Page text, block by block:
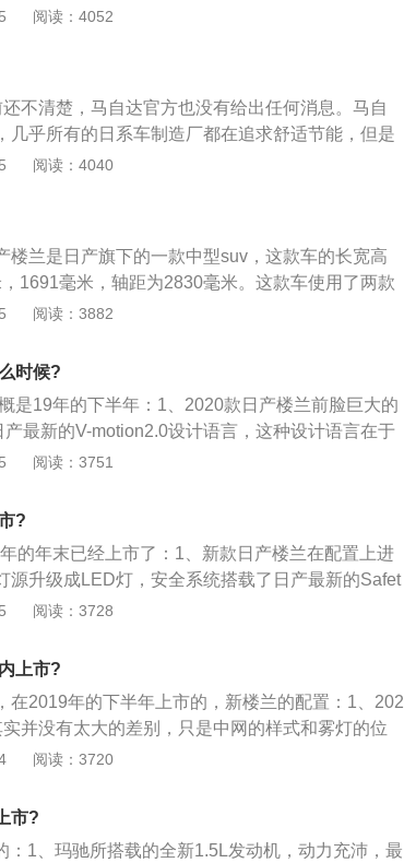
采用了全新的设计理念，前脸变成了V字型进气
提升了一个档次。在内饰方面，全新逍客采用的是
工缝线更显精致，并且配备了全新的方向盘和9英
真正意义上实现了人、车、生活相结合。动力方
自然吸气发动机，匹配了一款CVT变速箱，而且还
换驾驶模式，这套动力组合不仅可以带来高效能
吸引很多年轻消费者。
阅读：4052
不清楚，马自达官方也没有给出任何消息。马自
几乎所有的日系车制造厂都在追求舒适节能，但是
性。马自达生产了很多好玩的性能车，例如rx7，
机使用了马自达自家研发的创驰蓝天技术。如果车
以等一下看看是否会国产，马自达cx8已经国产
达cx9长5075毫米，宽1969毫米，高1747毫米，
内部空间还是很大的。cx9搭载2.5升涡轮增压创驰
功率为250kw，最大扭矩为420牛米，匹配的是6
阅读：4040
楼兰是日产旗下的一款中型suv，这款车的长宽高
1691毫米，轴距为2830毫米。这款车使用了两款
发动机，另一款是2.5升机械增压发动机。日产楼
转速为3600转每分钟。这款发动机搭载了连续可
术，并且使用了铝合金缸盖缸体。使用铝合金缸盖
这样可以提高汽车的操控性和燃油经济性。与这款
升机械增压发动机最大功率为180kw，最大功率
矩为340牛米，最大扭矩转速为3600转每分钟。这
是cvt变速箱。使用cvt变速箱可以提高汽车的换挡平
速箱的可靠性耐用性也是比较好的。日产楼兰的前
后悬架使用了多连杆独立悬架。
阅读：3882
时候?
是19年的下半年：1、2020款日产楼兰前脸巨大的
最新的V-motion2.0设计语言，这种设计语言在于
大以达到年轻化，但不改变日产原有的风格；
值得一提的是，2020款日产楼兰还提供了一种名为
新款日产楼兰在配置上进行了升级，大灯灯源和雾
搭载了日产最新的SafetyShield360系统，系统中
前\/后均支持）、车道偏离预警、自动远光、盲点监
巡航等主动安全配置。
阅读：3751
?
的年末已经上市了：1、新款日产楼兰在配置上进
源升级成LED灯，安全系统搭载了日产最新的Safet
含了预碰撞自动制动系统（前\/后均支持）、车道
V6自然吸气发动机，可以输出260马力和194k
箱，提供两驱和四驱两种驱动系统；4、显然这个V
所以预计国产版的2020款楼兰会继续使用现款的
阅读：3728
上市?
在2019年的下半年上市的，新楼兰的配置：1、202
并没有太大的差别，只是中网的样式和雾灯的位
提的是，2020款日产楼兰还提供了一种名为Super
了日产最新的SafetyShield360系统，系统中包含了
支持）、车道偏离预警、自动远光、盲点监测、后
阅读：3720
市?
：1、玛驰所搭载的全新1.5L发动机，动力充沛，最